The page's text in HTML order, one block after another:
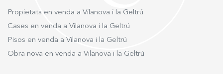
Propietats en venda a Vilanova i la Geltrú
Cases en venda a Vilanova i la Geltrú
Pisos en venda a Vilanova i la Geltrú
Obra nova en venda a Vilanova i la Geltrú